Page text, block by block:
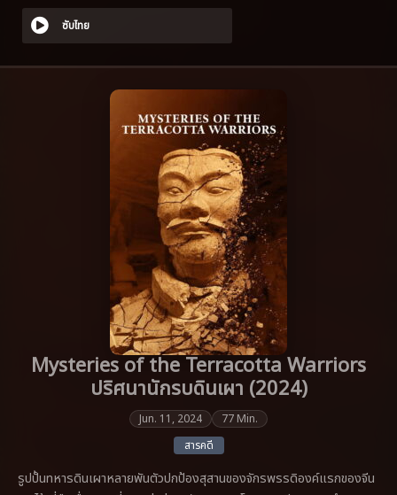
ซับไทย
Mysteries of the Terracotta Warriors
ปริศนานักรบดินเผา (2024)
Jun. 11, 2024
77 Min.
สารคดี
รูปปั้นทหารดินเผาหลายพันตัวปกป้องสุสานของจักรพรรดิองค์แรกของจีน